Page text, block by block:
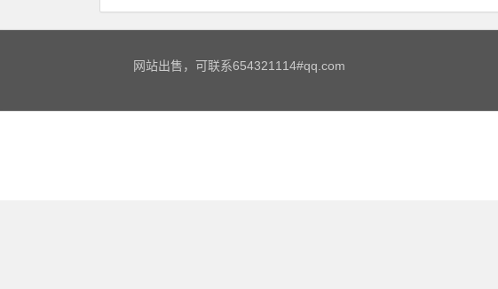
网站出售，可联系654321114#qq.com